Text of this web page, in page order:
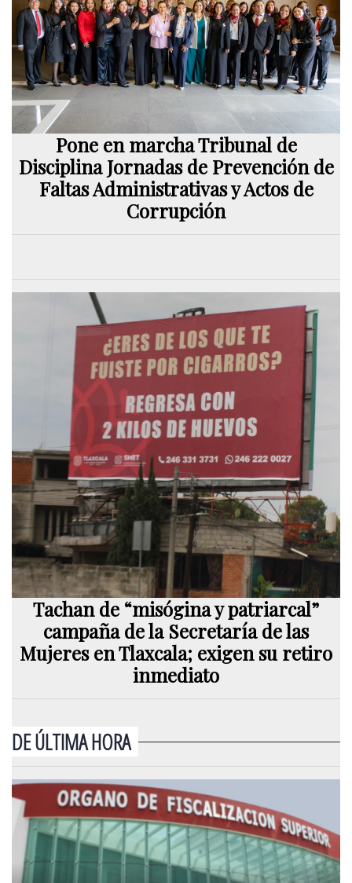
Pone en marcha Tribunal de
Disciplina Jornadas de Prevención de
Faltas Administrativas y Actos de
Corrupción
Tachan de “misógina y patriarcal”
campaña de la Secretaría de las
Mujeres en Tlaxcala; exigen su retiro
inmediato
DE ÚLTIMA HORA